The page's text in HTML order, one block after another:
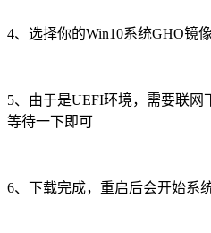
4、选择你的Win10系统GHO镜像
5、由于是UEFI环境，需要联网
等待一下即可
6、下载完成，重启后会开始系